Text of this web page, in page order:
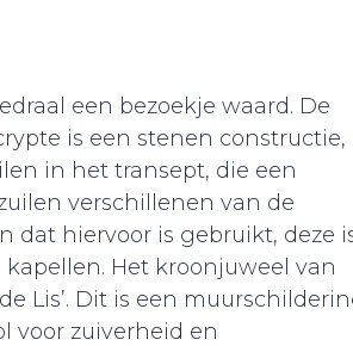
een bezoekje waard. De
is een stenen constructie,
in het transept, die een
verschillenen van de
dat hiervoor is gebruikt, deze
Het kroonjuweel van
Lis’. Dit is een
voor zuiverheid en